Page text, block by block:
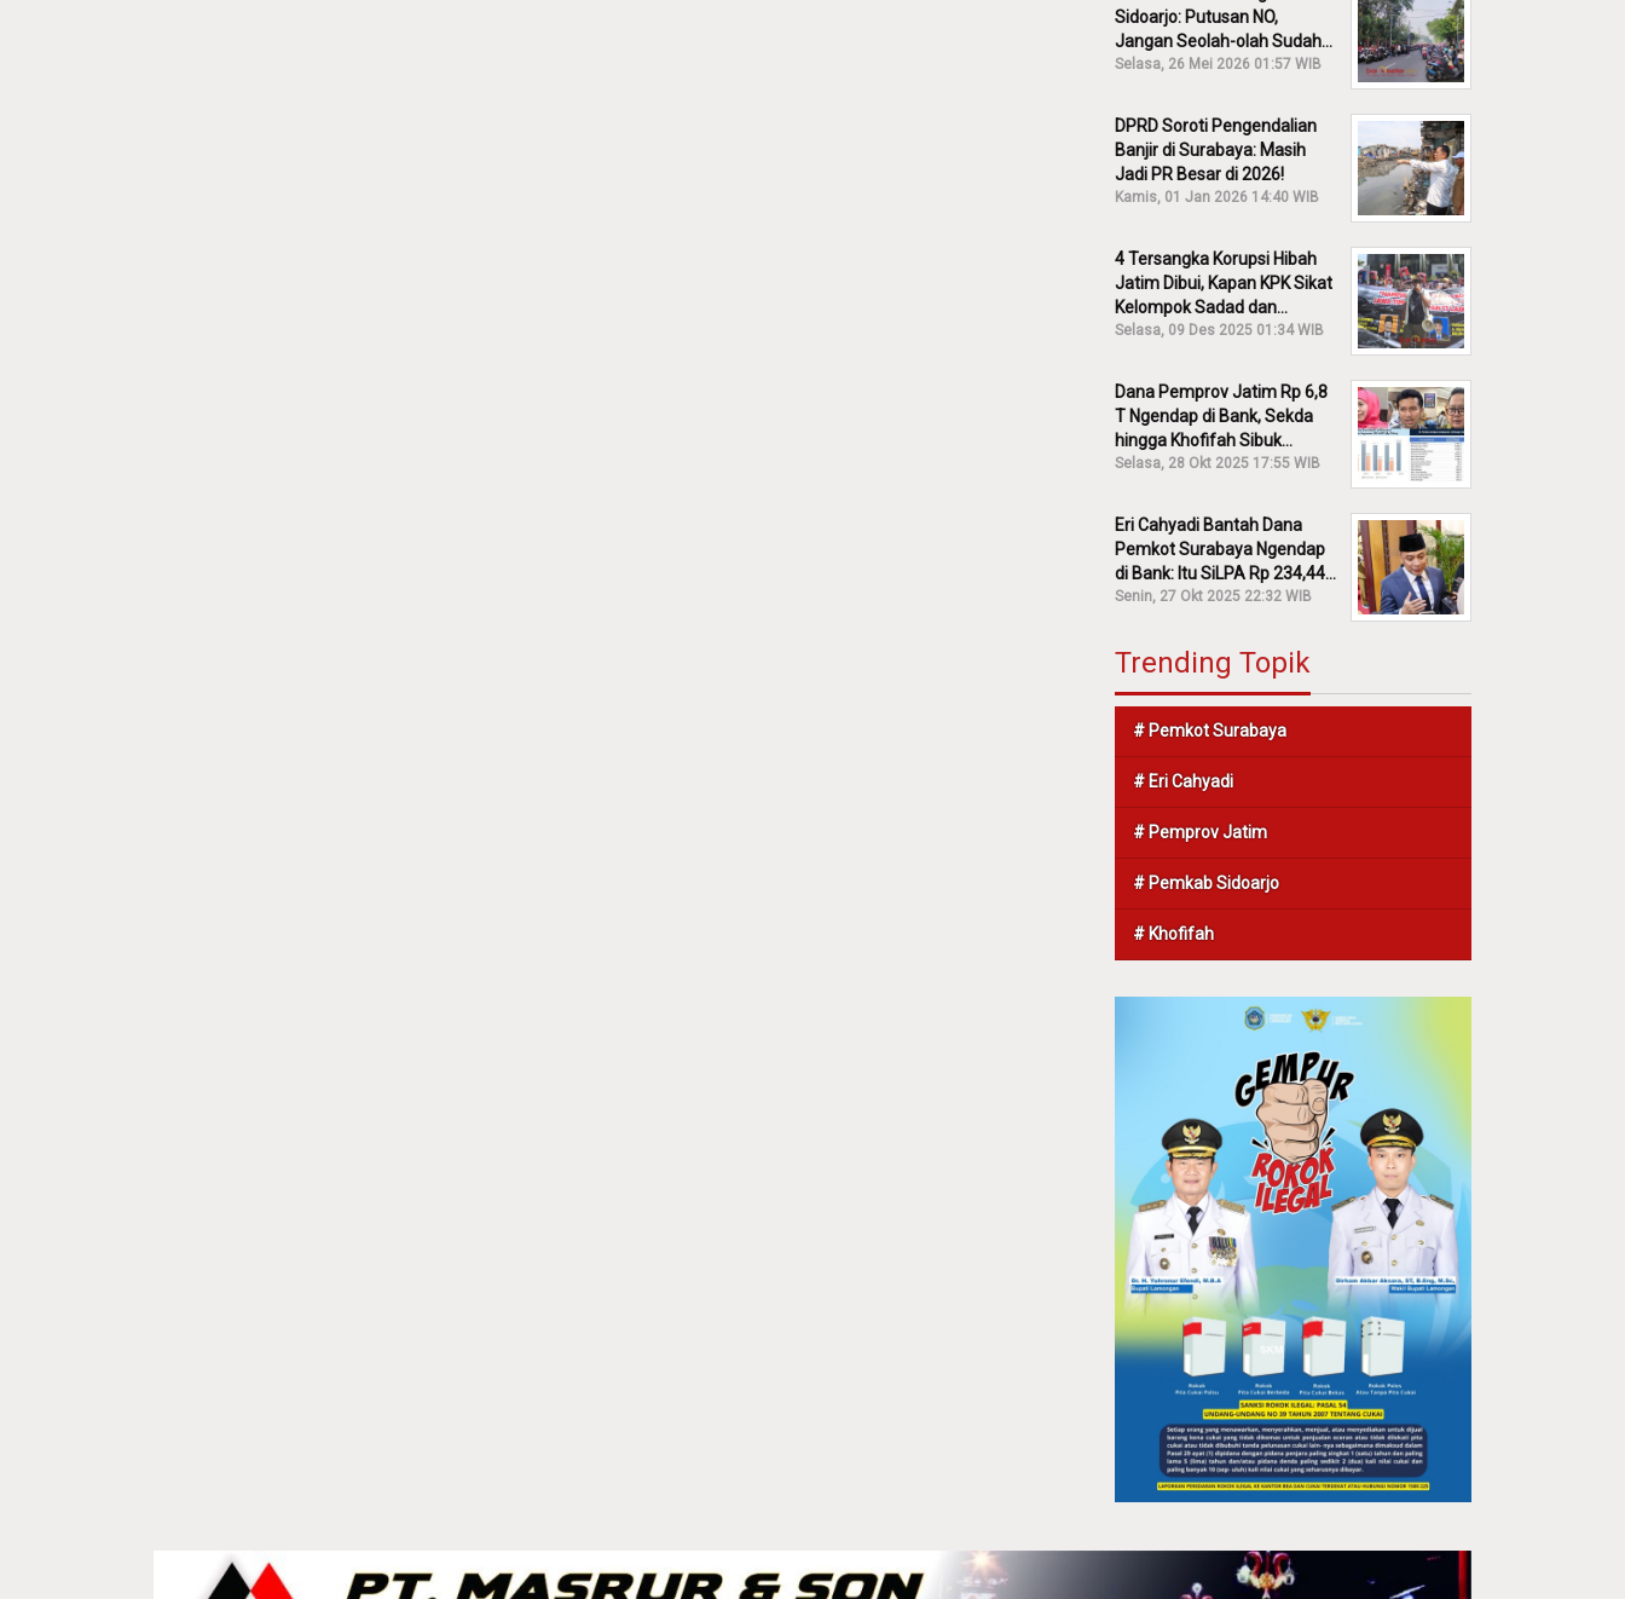
Sidoarjo: Putusan NO,
Jangan Seolah-olah Sudah
Menang!
Selasa, 26 Mei 2026 01:57 WIB
DPRD Soroti Pengendalian
Banjir di Surabaya: Masih
Jadi PR Besar di 2026!
Kamis, 01 Jan 2026 14:40 WIB
4 Tersangka Korupsi Hibah
Jatim Dibui, Kapan KPK Sikat
Kelompok Sadad dan
Iskandar?
Selasa, 09 Des 2025 01:34 WIB
Dana Pemprov Jatim Rp 6,8
T Ngendap di Bank, Sekda
hingga Khofifah Sibuk
Membantah!
Selasa, 28 Okt 2025 17:55 WIB
Eri Cahyadi Bantah Dana
Pemkot Surabaya Ngendap
di Bank: Itu SiLPA Rp 234,44
M!
Senin, 27 Okt 2025 22:32 WIB
Trending Topik
# Pemkot Surabaya
# Eri Cahyadi
# Pemprov Jatim
# Pemkab Sidoarjo
# Khofifah